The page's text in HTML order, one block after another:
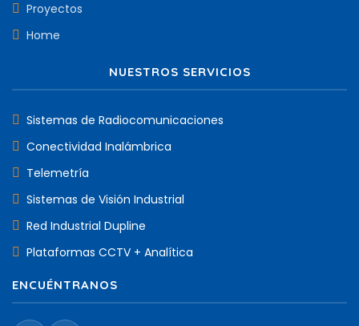
Proyectos
Home
NUESTROS SERVICIOS
Sistemas de Radiocomunicaciones
Conectividad Inalámbrica
Telemetría
Sistemas de Visión Industrial
Red Industrial Dupline
Plataformas CCTV + Analítica
ENCUÉNTRANOS